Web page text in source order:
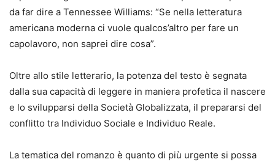
da far dire a Tennessee Williams: “Se nella letteratura
americana moderna ci vuole qualcos’altro per fare un
capolavoro, non saprei dire cosa”.
Oltre allo stile letterario, la potenza del testo è segnata
dalla sua capacità di leggere in maniera profetica il nascere
e lo svilupparsi della Società Globalizzata, il prepararsi del
conflitto tra Individuo Sociale e Individuo Reale.
La tematica del romanzo è quanto di più urgente si possa